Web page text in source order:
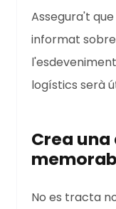
Assegura't
informat sobre
logístics serà
Crea
No es tracta